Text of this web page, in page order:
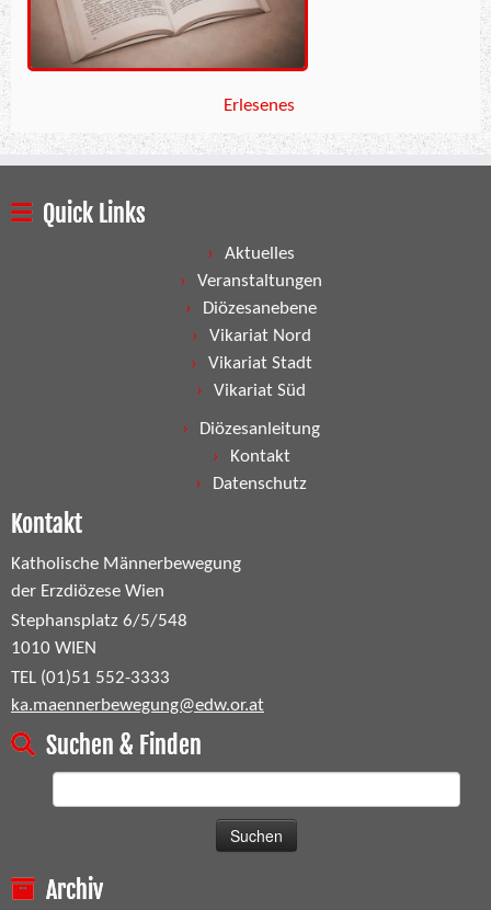
Erlesenes
Quick Links
Aktuelles
Veranstaltungen
Diözesanebene
Vikariat Nord
Vikariat Stadt
Vikariat Süd
Diözesanleitung
Kontakt
Datenschutz
Kontakt
Katholische Männerbewegung
der Erzdiözese Wien
Stephansplatz 6/5/548
1010 WIEN
TEL (01)51 552-3333
ka.maennerbewegung@edw.or.at
Suchen & Finden
Archiv